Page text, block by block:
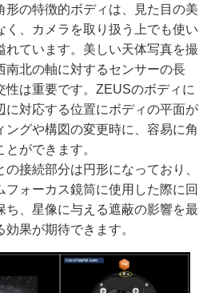
形の特徴的ボディは、見た目の美
く、カメラを取り扱う上でも使い
れています。美しい天体写真を撮
南北の軸に対するセンサーの長
性は重要です。ZEUSのボディに
に対応する位置にボディの平面が
ングや構図の変更時に、容易に角
ができます。
の接続部分は円形になっており、
フォーカス鏡筒に使用した際に回
ち、星像に与える遮蔽の影響を最
果が期待できます。